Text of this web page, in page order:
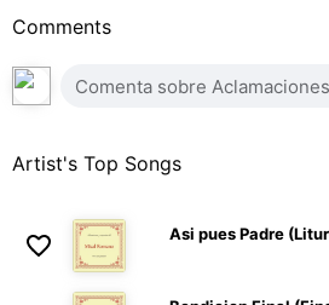
Comments
Artist's Top Songs
Asi pues Padre